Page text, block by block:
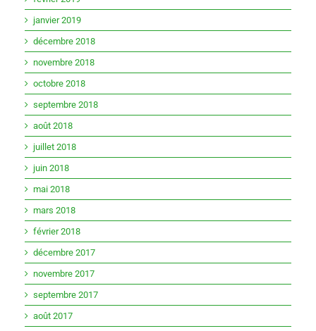
janvier 2019
décembre 2018
novembre 2018
octobre 2018
septembre 2018
août 2018
juillet 2018
juin 2018
mai 2018
mars 2018
février 2018
décembre 2017
novembre 2017
septembre 2017
août 2017